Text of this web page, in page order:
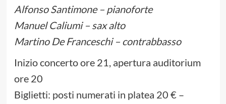
Alfonso Santimone – pianoforte
Manuel Caliumi – sax alto
Martino De Franceschi – contrabbasso
Inizio concerto ore 21, apertura auditorium
ore 20
Biglietti: posti numerati in platea 20 € –